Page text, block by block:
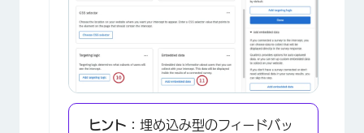
×
ヒント： 埋め込み型のフィードバッ